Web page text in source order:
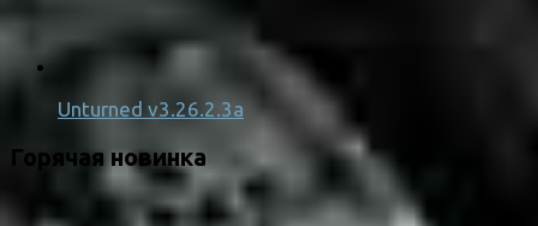
Unturned v3.26.2.3a
Горячая новинка